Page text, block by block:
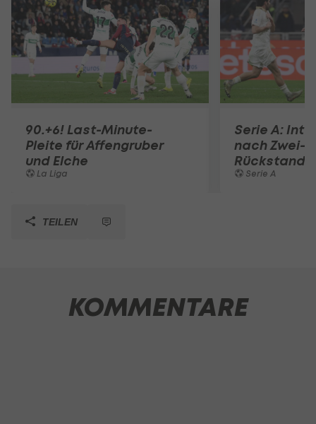
90.+6! Last-Minute-
Pleite für Affengruber
und Elche
La Liga
Serie A:
nach Zwei-
Rückstand
Serie A
TEILEN
KOMMENTARE